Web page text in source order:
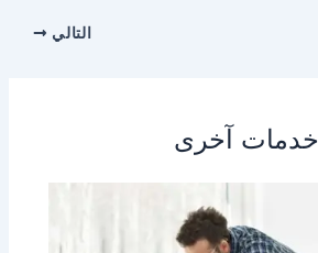
التالي
خدمات آخرى